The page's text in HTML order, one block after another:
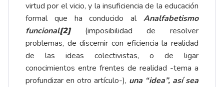
virtud por el vicio, y la insuficiencia de la educación
formal que ha conducido al Analfabetismo
funcional[2]
(imposibilidad de resolver
problemas, de discernir con eficiencia la realidad
de las ideas colectivistas, o de ligar
conocimientos entre frentes de realidad -tema a
profundizar en otro artículo-), una “idea”, así sea